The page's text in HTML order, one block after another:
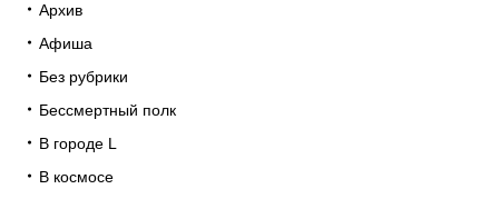
Архив
Афиша
Без рубрики
Бессмертный полк
В городе L
В космосе